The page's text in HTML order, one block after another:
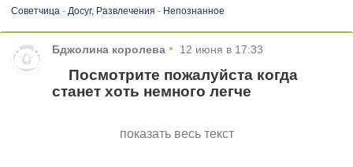
Советчица- Досуг, Развлечения - Непознанное
Бджолина королева • 12 июня в 17:33
Посмотрите пожалуйста когда
станет хоть немного легче
показать весь текст